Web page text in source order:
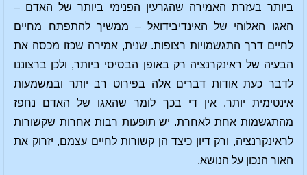
ביותר בעזרת האמירה שהגרעין הפנימי ביותר של האדם –
האגו האלוהי של האינדיבידואל – ממשיך להתפתח מחיים
לחיים דרך התגשמויות רצופות. שנית, אמירה שכזו מכסה את
הבעיה של ראינקרנציה רק באופן הבסיסי ביותר, ולכן ברצוננו
לדבר כעת אודות דברים אלה בפירוט רב יותר ובמשמעות
אינטימית יותר. אין די בכך לומר שהאגו של האדם נחפז
מהתגשמות אחת לאחרת. יש תופעות רבות אחרות שקשורות
לראינקרנציה, ורק דיון כיצד הן קשורות לחיים עצמם, יזרוק את
האור הנכון על הנושא.